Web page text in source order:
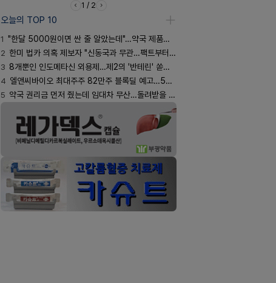
1 / 2
오늘의 TOP 10
1 "한달 5000원이면 싼 줄 알았는데"…약국 제품과 비교해보니
2 한미 법카 의혹 제보자 "신동국과 무관…팩트부터 따져야"
3 8개뿐인 인도메타신 외용제…제2의 '반테린' 쏟아지나
4 엘앤씨바이오 최대주주 82만주 블록딜 예고…500억 규모
5 약국 권리금 먼저 줬는데 임대차 무산…돌려받을 수 있을까